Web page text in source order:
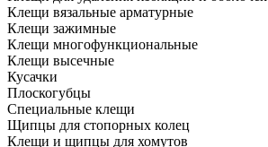
Клещи вязальные арматурные
Клещи зажимные
Клещи многофункциональные
Клещи высечные
Кусачки
Плоскогубцы
Специальные клещи
Щипцы для стопорных колец
Клещи и щипцы для хомутов